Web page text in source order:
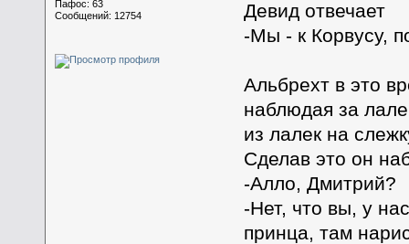
Пафос: 63
Сообщений: 12754
Девид отвечает
-Мы - к Корвусу,
Альбрехт в это
наблюдая за
из лалек на
Сделав это он
-Алло, Дмитрий?
-Нет, что вы, у
принца, там